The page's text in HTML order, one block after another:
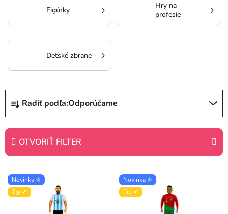
Figúrky
Hry na
profesie
Detské zbrane
R
a
d
e
n
i
e
p
Radiť podľa:Odporúčame
OTVORIŤ FILTER
V
ýNovinka ✮
Tip ✔
Novinka ✮
Tip ✔